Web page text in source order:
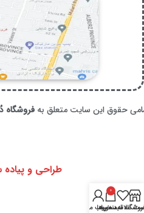
حقوق این سایت متعلق به فروشگاه
طراحی و پیاده
علاقه‌مندی‌ها
0
سبد خرید
حساب من